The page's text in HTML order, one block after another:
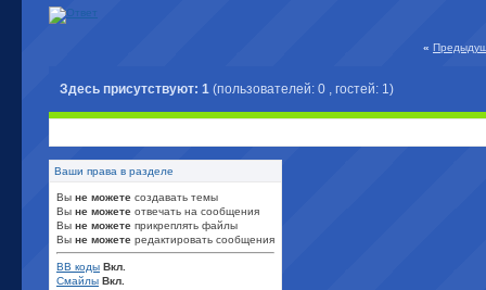
«
Здесь присутствуют: 1 (пользователей: 0 , гостей: 1)
Ваши права в разделе
Вы не можете создавать темы
Вы не можете отвечать на сообщения
Вы не можете прикреплять файлы
Вы не можете редактировать сообщения
BB коды Вкл.
Смайлы Вкл.